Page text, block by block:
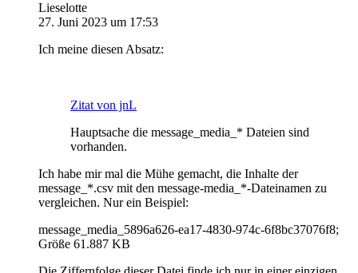
Lieselotte
27. Juni 2023 um 17:53
Ich meine diesen Absatz:
Zitat von jnL
Hauptsache die message_media_* Dateien sind
vorhanden.
Ich habe mir mal die Mühe gemacht, die Inhalte der
message_*.csv mit den message-media_*-Dateinamen zu
vergleichen. Nur ein Beispiel:
message_media_5896a626-ea17-4830-974c-6f8bc37076f8;
Größe 61.887 KB